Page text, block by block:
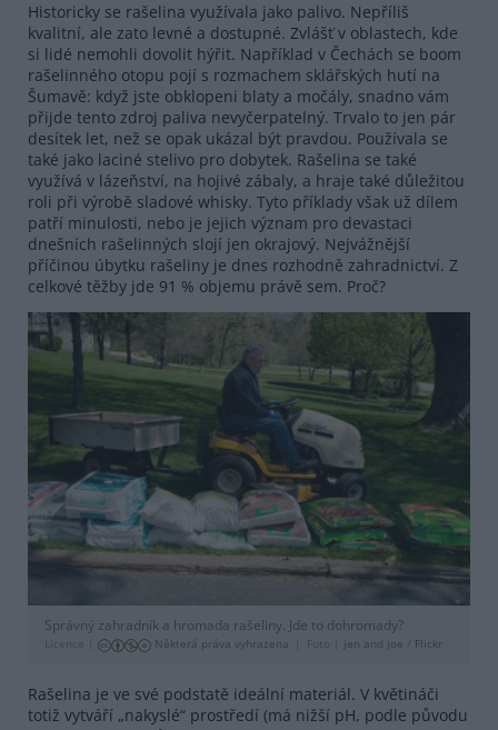
Historicky se rašelina využívala jako palivo. Nepříliš
kvalitní, ale zato levné a dostupné. Zvlášť v oblastech, kde
si lidé nemohli dovolit hýřit. Například v Čechách se boom
rašelinného otopu pojí s rozmachem sklářských hutí na
Šumavě: když jste obklopeni blaty a močály, snadno vám
přijde tento zdroj paliva nevyčerpatelný. Trvalo to jen pár
desítek let, než se opak ukázal být pravdou. Používala se
také jako laciné stelivo pro dobytek. Rašelina se také
využívá v lázeňství, na hojivé zábaly, a hraje také důležitou
roli při výrobě sladové whisky. Tyto příklady však už dílem
patří minulosti, nebo je jejich význam pro devastaci
dnešních rašelinných slojí jen okrajový. Nejvážnější
příčinou úbytku rašeliny je dnes rozhodně zahradnictví. Z
celkové těžby jde 91 % objemu právě sem. Proč?
Správný zahradník a hromada rašeliny. Jde to dohromady?
Licence | Některá práva vyhrazena Foto | jen and joe Flickr
Rašelina je ve své podstatě ideální materiál. V květináči
totiž vytváří „nakyslé“ prostředí (má nižší pH, podle původu